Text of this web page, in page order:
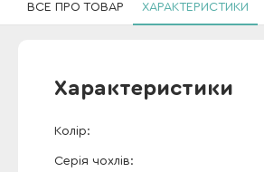
ВСЕ ПРО ТОВАР ХАРАКТЕРИСТИКИ
Характеристики
Колір
Серія чохлів